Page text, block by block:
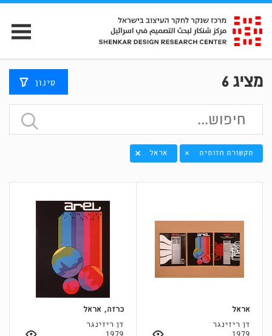
מציג6 סינון
תקשורת חזותית × אראל
אראל
דן ריזינגר
כרזה, אראל
דן ריזינגר